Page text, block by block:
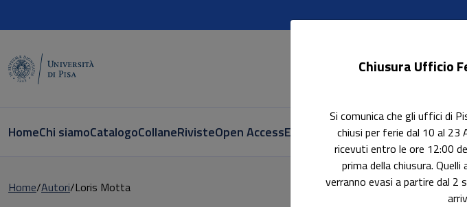
HomeChi siamoCatalogoCollaneRivisteOpen AccessE-book AccessibiliIn evidenza
Home Autori Loris Motta
Chiusura Ufficio
Si comunica che gli uffici di
chiusi per ferie dal 10 al 23
ricevuti entro le ore 12:00
prima della chiusura.
verranno evasi a partire dal 2